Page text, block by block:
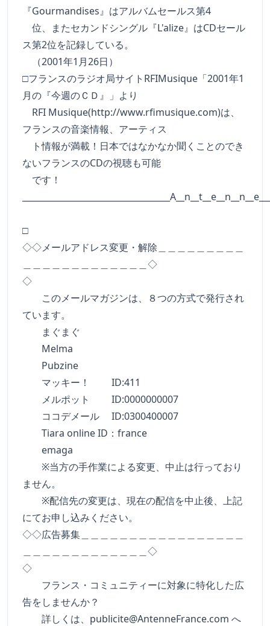
『Gourmandises』はアルバムセールス第4
位、またセカンドシングル『L'alize』はCDセール
ス第2位を記録している。
（2001年1月26日）
□フランスのラジオ局サイトRFIMusique「2001年1
月の『今週のＣＤ』」より
RFI Musique(http://www.rfimusique.com)は、
フランスの音楽情報、アーティス
ト情報が満載！日本ではなかなか聞くことのでき
ないフランスのCDの視聴も可能
です！
□
◇◇メールアドレス変更・解除＿＿＿＿＿＿＿＿＿
＿＿＿＿＿＿＿＿＿＿＿＿＿◇
◇
このメールマガジンは、８つの方式で発行され
ています。
まぐまぐ
Melma
Pubzine
マッキー！ ID:411
メルポット ID:0000000007
ココデメール ID:0300400007
Tiara online ID：france
emaga
※当方の手作業による変更、中止は行っており
ません。
※配信先の変更は、現在の配信を中止後、上記
にてお申し込みください。
◇◇広告募集＿＿＿＿＿＿＿＿＿＿＿＿＿＿＿＿＿
＿＿＿＿＿＿＿＿＿＿＿＿＿◇
◇
フランス・コミュニティーに対象に特化した広
告をしませんか？
詳しくは、 publicite@AntenneFrance.com へ